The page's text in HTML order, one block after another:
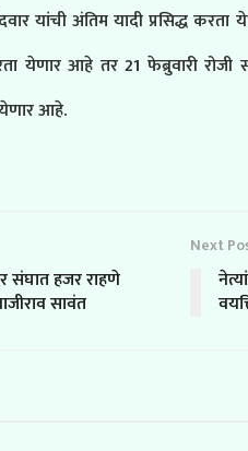
यांची अंतिम यादी प्रसिद्ध
येणार आहे तर 21 फेब्रुवारी
येणार आहे.
संघात हजर राहणे
सावंत
Next